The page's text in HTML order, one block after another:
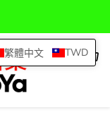
查
繁體中文 TWD